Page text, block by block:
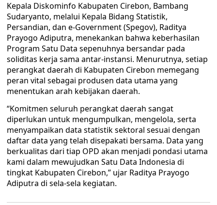
Kepala Diskominfo Kabupaten Cirebon, Bambang
Sudaryanto, melalui Kepala Bidang Statistik,
Persandian, dan e-Government (Spegov), Raditya
Prayogo Adiputra, menekankan bahwa keberhasilan
Program Satu Data sepenuhnya bersandar pada
soliditas kerja sama antar-instansi. Menurutnya, setiap
perangkat daerah di Kabupaten Cirebon memegang
peran vital sebagai produsen data utama yang
menentukan arah kebijakan daerah.
“Komitmen seluruh perangkat daerah sangat
diperlukan untuk mengumpulkan, mengelola, serta
menyampaikan data statistik sektoral sesuai dengan
daftar data yang telah disepakati bersama. Data yang
berkualitas dari tiap OPD akan menjadi pondasi utama
kami dalam mewujudkan Satu Data Indonesia di
tingkat Kabupaten Cirebon,” ujar Raditya Prayogo
Adiputra di sela-sela kegiatan.